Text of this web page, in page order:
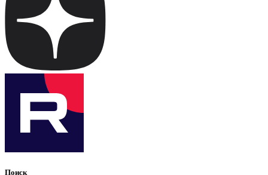
Поиск